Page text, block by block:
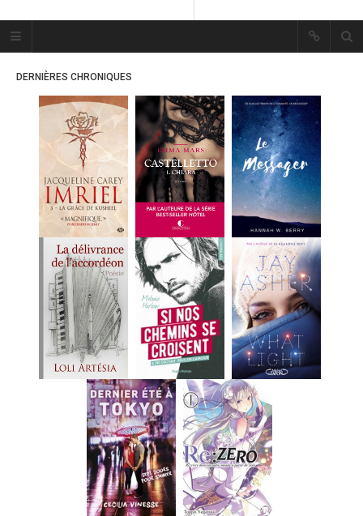
Plume Bleue
« Les mots sont les passants
« Les mots sont les passants
mystérieux de l’âme. »
ACCUEIL
LES PLUMES
MES FUTURES
LECTURES
MES CRITIQUES
MES ARTICLES
MARION
MES FUTURES
LECTURES
MES CRITIQUES
MES ARTICLES
MES FUTURES
LECTURES
DERNIÈRES CHRONIQUES